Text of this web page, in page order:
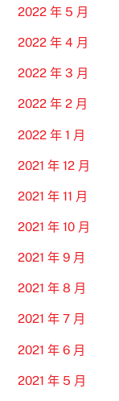
2022 年 5 月
2022 年 4 月
2022 年 3 月
2022 年 2 月
2022 年 1 月
2021 年 12 月
2021 年 11 月
2021 年 10 月
2021 年 9 月
2021 年 8 月
2021 年 7 月
2021 年 6 月
2021 年 5 月